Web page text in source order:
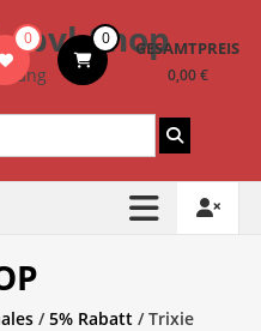
bvl-Shop
Lang
0 0 GESAMTPREIS
0,00 €
/5% Rabatt / Trixie